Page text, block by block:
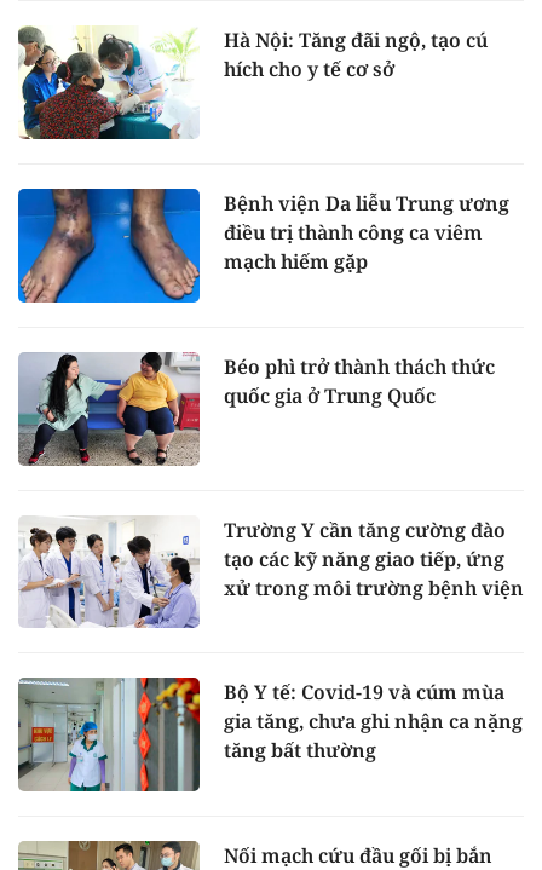
Hà Nội: Tăng đãi ngộ, tạo cú
hích cho y tế cơ sở
Bệnh viện Da liễu Trung ương
điều trị thành công ca viêm
mạch hiếm gặp
Béo phì trở thành thách thức
quốc gia ở Trung Quốc
Trường Y cần tăng cường đào
tạo các kỹ năng giao tiếp, ứng
xử trong môi trường bệnh viện
Bộ Y tế: Covid-19 và cúm mùa
gia tăng, chưa ghi nhận ca nặng
tăng bất thường
Nối mạch cứu đầu gối bị bắn